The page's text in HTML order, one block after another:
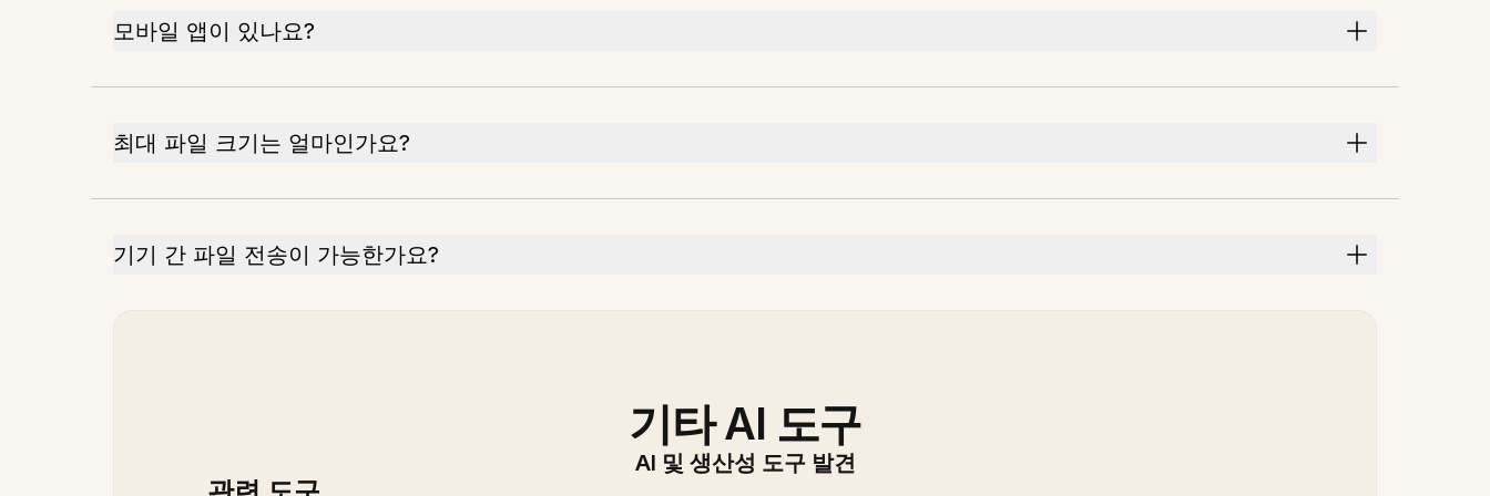
모바일 앱이 있나요?
최대 파일 크기는 얼마인가요?
기기 간 파일 전송이 가능한가요?
기타 AI 도구
AI 및 생산성 도구 발견